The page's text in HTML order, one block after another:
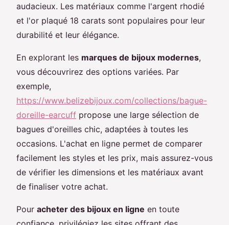
audacieux. Les matériaux comme l'argent rhodié
et l'or plaqué 18 carats sont populaires pour leur
durabilité et leur élégance.
En explorant les marques de bijoux modernes,
vous découvrirez des options variées. Par
exemple,
https://www.belizebijoux.com/collections/bague-
doreille-earcuff propose une large sélection de
bagues d'oreilles chic, adaptées à toutes les
occasions. L'achat en ligne permet de comparer
facilement les styles et les prix, mais assurez-vous
de vérifier les dimensions et les matériaux avant
de finaliser votre achat.
Pour acheter des bijoux en ligne en toute